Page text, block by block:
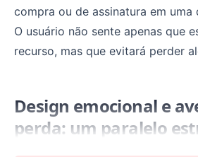
compra ou de assinatura em uma
O usuário não sente apenas que
recurso, mas que evitará perder
Design emocional e
perda: um paralelo